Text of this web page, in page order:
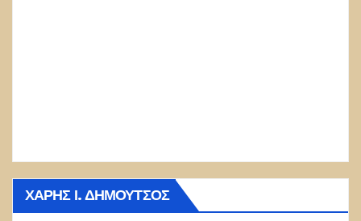
ΧΆΡΗΣ Ι. ΔΗΜΟΎΤΣΟΣ